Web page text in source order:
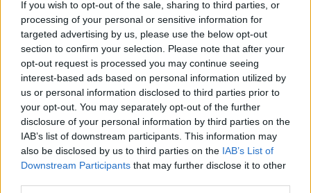
If you wish to opt-out of the sale, sharing to third parties, or
processing of your personal or sensitive information for
targeted advertising by us, please use the below opt-out
section to confirm your selection. Please note that after your
opt-out request is processed you may continue seeing
interest-based ads based on personal information utilized by
us or personal information disclosed to third parties prior to
your opt-out. You may separately opt-out of the further
disclosure of your personal information by third parties on the
IAB’s list of downstream participants. This information may
also be disclosed by us to third parties on the IAB’s List of
Downstream Participants that may further disclose it to other
έδειχνε άλλα: Πήραν την ευχή αρκετοί αξιωματικοί,
αλλά και πολίτες. Το τυπικό που προβλέπει ευχή
μόνο σε ιερείς και διακόνους δεν τηρήθηκε. Δεν το
κρίνω, δεν είναι δική μου δουλειά.
Και στο τέλος μού εστάλη ένα μήνυμα. Από έναν
απλό ιερέα. Τον π. Γεώργιο Βλάχο, προϊστάμενο
του συγκεκριμένου ναού (Αγίου Σπυρίδωνα).
Χωρίς καταγγελτικό ύφος, χωρίς σηκωμένο το